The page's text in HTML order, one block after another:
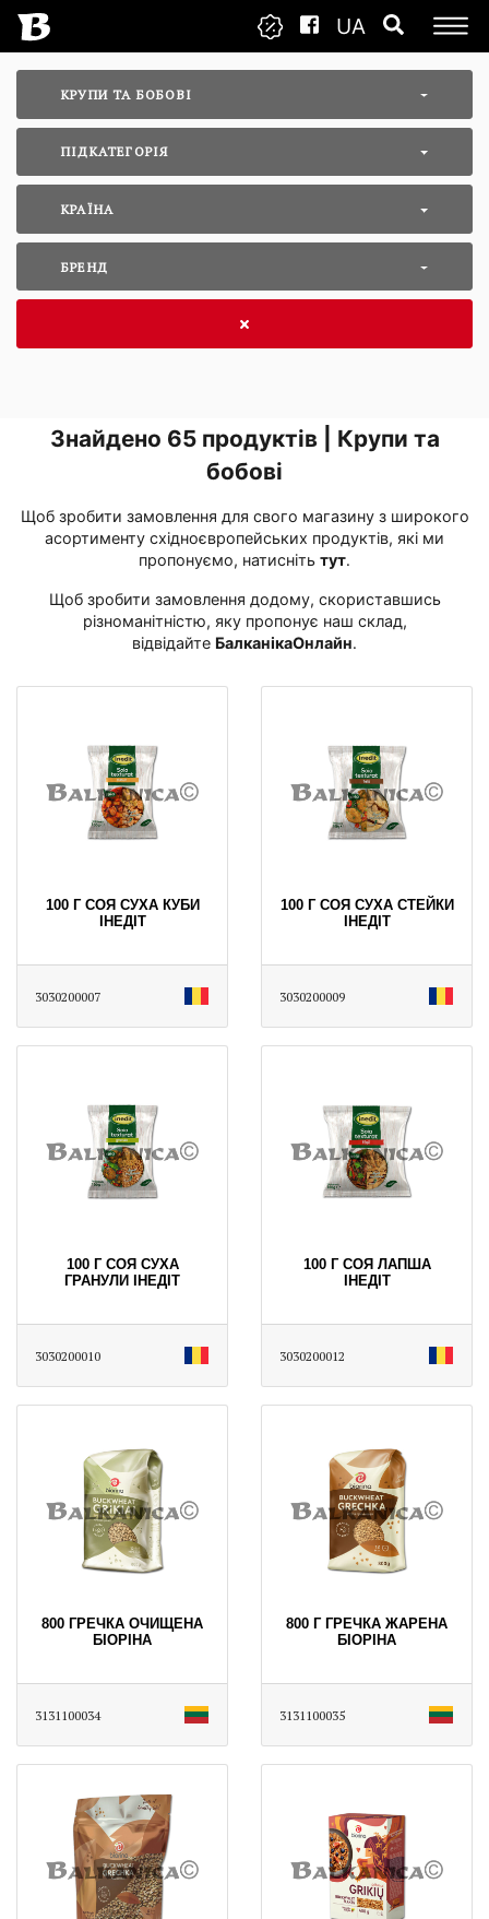
UA
КРУПИ ТА БОБОВІ
ПІДКАТЕГОРІЯ
КРАЇНА
БРЕНД
Знайдено 65продуктів | Крупи та
бобові
Щоб зробити замовлення для свого магазину з широкого
асортименту східноєвропейських продуктів, які ми
пропонуємо, натисніть тут․
Щоб зробити замовлення додому, скориставшись
різноманітністю, яку пропонує наш склад,
відвідайте БалканікаОнлайн․
100 Г СОЯ СУХА КУБИ
ІНЕДІТ
3030200007
100 Г СОЯ СУХА СТЕЙКИ
ІНЕДІТ
3030200009
100 Г СОЯ СУХА
ГРАНУЛИ ІНЕДІТ
3030200010
100 Г СОЯ ЛАПША
ІНЕДІТ
3030200012
800 ГРЕЧКА ОЧИЩЕНА
БІОРІНА
3131100034
800 Г ГРЕЧКА ЖАРЕНА
БІОРІНА
3131100035